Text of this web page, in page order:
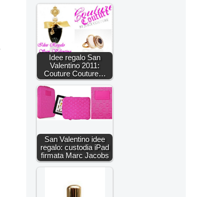
Idee regalo San
Valentino 2011:
Couture Couture…
San Valentino idee
regalo: custodia iPad
firmata Marc Jacobs